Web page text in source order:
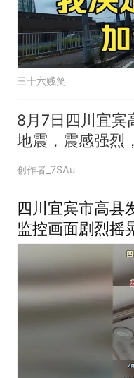
三十六贱笑
8月7日四川宜宾
地震，震感强烈
下的一幕，愿平安
创作者_7SAu
四川宜宾市高县
监控画面剧烈摇